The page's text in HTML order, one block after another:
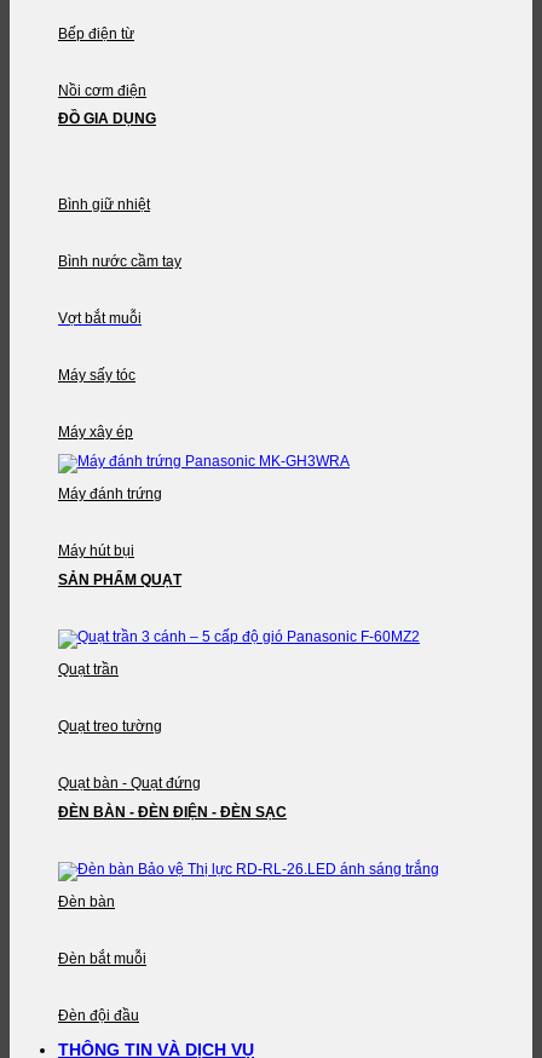
Bếp điện từ
Nồi cơm điện
ĐỒ GIA DỤNG
Bình giữ nhiệt
Bình nước cầm tay
Vợt bắt muỗi
Máy sấy tóc
Máy xây ép
Máy đánh trứng
Máy hút bụi
SẢN PHẨM QUẠT
Quạt trần
Quạt treo tường
Quạt bàn - Quạt đứng
ĐÈN BÀN - ĐÈN ĐIỆN - ĐÈN SẠC
Đèn bàn
Đèn bắt muỗi
Đèn đội đầu
THÔNG TIN VÀ DỊCH VỤ